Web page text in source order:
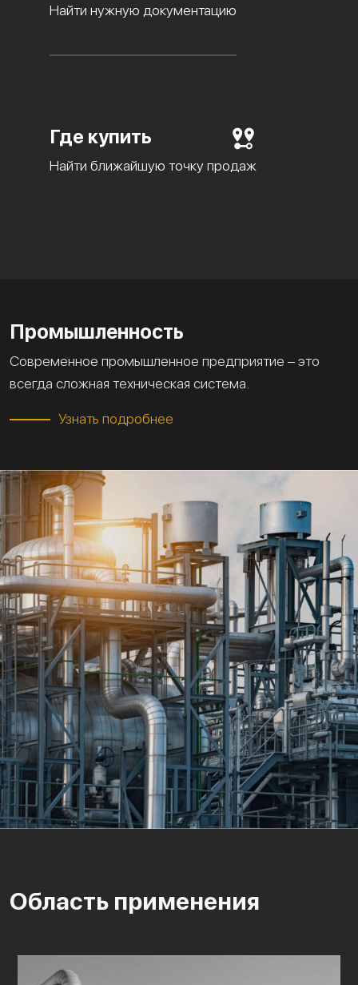
Найти нужную документацию
Где купить
Найти ближайшую точку продаж
Промышленность
Современное промышленное предприятие – это
всегда сложная техническая система.
Узнать подробнее
Область применения